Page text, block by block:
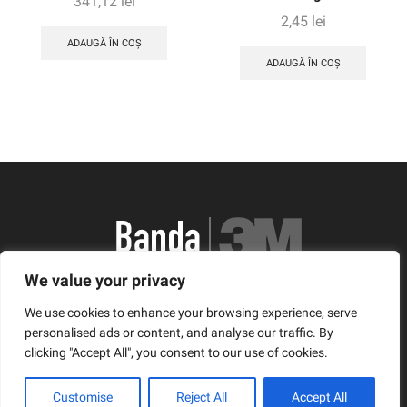
We value your privacy
We use cookies to enhance your browsing experience, serve
personalised ads or content, and analyse our traffic. By
clicking "Accept All", you consent to our use of cookies.
Customise Reject All Accept All
ADAUGĂ ÎN COȘ
2,45 lei
ADAUGĂ ÎN COȘ
România, Arad, Calea Timisorii, Nr. 11
© Copyright 2021 | Banda3M.ro
Facebook
TwitterInstagram